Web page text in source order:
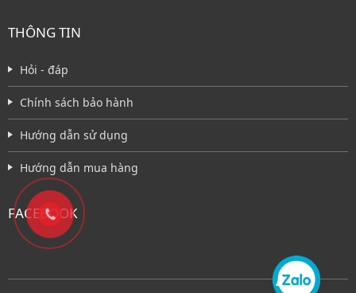
THÔNG TIN
Hỏi - đáp
Chính sách bảo hành
Hướng dẫn sử dụng
Hướng dẫn mua hàng
FACEBOOK